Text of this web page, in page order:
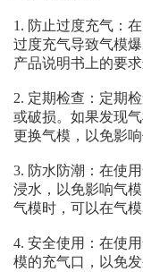
1. 防止过度充气：
过度充气导致气模
产品说明书上的要
2. 定期检查：定期
或破损。如果发现
更换气模，以免影响
3. 防水防潮：在使
浸水，以免影响气
气模时，可以在气
4. 安全使用：在使
模的充气口，以免